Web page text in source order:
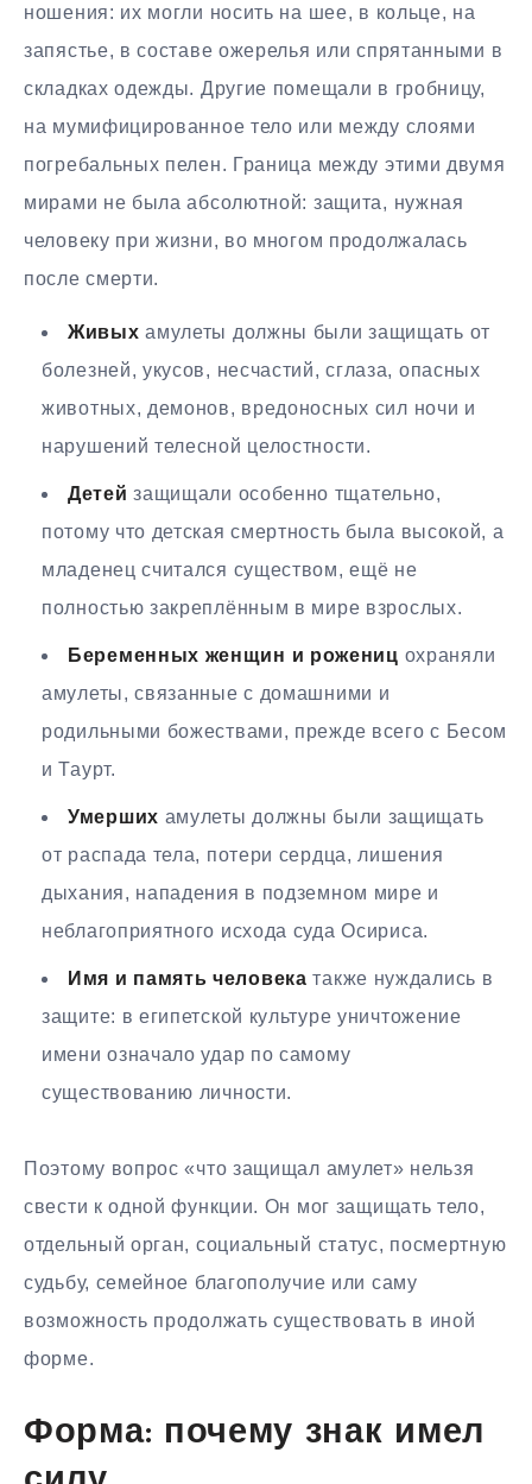
ношения: их могли носить на шее, в кольце, на
запястье, в составе ожерелья или спрятанными в
складках одежды. Другие помещали в гробницу,
на мумифицированное тело или между слоями
погребальных пелен. Граница между этими двумя
мирами не была абсолютной: защита, нужная
человеку при жизни, во многом продолжалась
после смерти.
Живых амулеты должны были защищать от
болезней, укусов, несчастий, сглаза, опасных
животных, демонов, вредоносных сил ночи и
нарушений телесной целостности.
Детей защищали особенно тщательно,
потому что детская смертность была высокой, а
младенец считался существом, ещё не
полностью закреплённым в мире взрослых.
Беременных женщин и рожениц охраняли
амулеты, связанные с домашними и
родильными божествами, прежде всего с Бесом
и Таурт.
Умерших амулеты должны были защищать
от распада тела, потери сердца, лишения
дыхания, нападения в подземном мире и
неблагоприятного исхода суда Осириса.
Имя и память человека также нуждались в
защите: в египетской культуре уничтожение
имени означало удар по самому
существованию личности.
Поэтому вопрос «что защищал амулет» нельзя
свести к одной функции. Он мог защищать тело,
отдельный орган, социальный статус, посмертную
судьбу, семейное благополучие или саму
возможность продолжать существовать в иной
форме.
Форма: почему знак имел